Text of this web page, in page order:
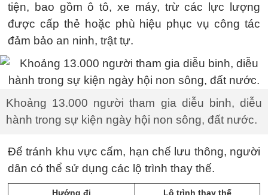
tiện, bao gồm ô tô, xe máy, trừ các lực lượng
được cấp thẻ hoặc phù hiệu phục vụ công tác
đảm bảo an ninh, trật tự.
Khoảng 13.000 người tham gia diễu binh, diễu
hành trong sự kiện ngày hội non sông, đất nước.
Để tránh khu vực cấm, hạn chế lưu thông, người
dân có thể sử dụng các lộ trình thay thế.
Hướng đi Lộ trình thay thế